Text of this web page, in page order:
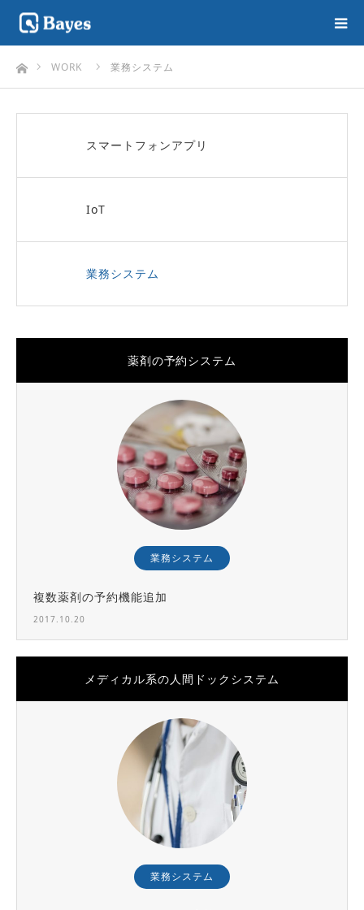
ホームWORK 業務システム
スマートフォンアプリ
IoT
業務システム
薬剤の予約システム
業務システム
複数薬剤の予約機能追加
2017.10.20
メディカル系の人間ドックシステム
業務システム